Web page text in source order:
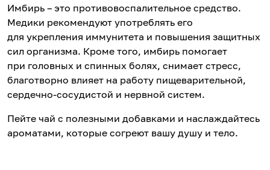
Имбирь – это противовоспалительное средство.
Медики рекомендуют употреблять его
для укрепления иммунитета и повышения защитных
сил организма. Кроме того, имбирь помогает
при головных и спинных болях, снимает стресс,
благотворно влияет на работу пищеварительной,
сердечно-сосудистой и нервной систем.
Пейте чай с полезными добавками и наслаждайтесь
ароматами, которые согреют вашу душу и тело.